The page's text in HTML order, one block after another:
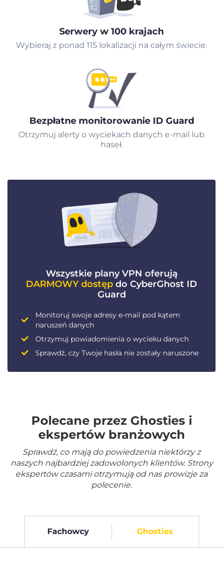
Serwery w 100 krajach
Wybieraj z ponad 115 lokalizacji na całym świecie.
Bezpłatne monitorowanie ID Guard
Otrzymuj alerty o wyciekach danych e-mail lub
haseł.
Wszystkie plany VPN oferują
DARMOWY dostęp do CyberGhost ID
Guard
Monitoruj swoje adresy e-mail pod kątem
naruszeń danych
Otrzymuj powiadomienia o wycieku danych
Sprawdź, czy Twoje hasła nie zostały naruszone
Polecane przez Ghosties i
ekspertów branżowych
Sprawdź, co mają do powiedzenia niektórzy z
naszych najbardziej zadowolonych klientów. Strony
ekspertów czasami otrzymują od nas prowizje za
polecenie.
Fachowcy Ghosties